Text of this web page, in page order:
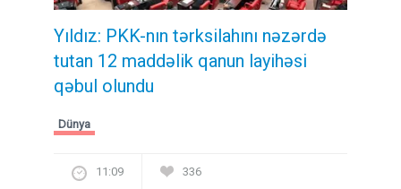
Yıldız: PKK-nın tərksilahını nəzərdə
tutan 12 maddəlik qanun layihəsi
qəbul olundu ​​​​​​​
Dünya
11:09 336